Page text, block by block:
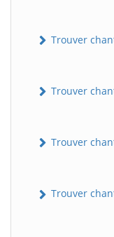
Trouver
Trouver
Trouver
Trouver